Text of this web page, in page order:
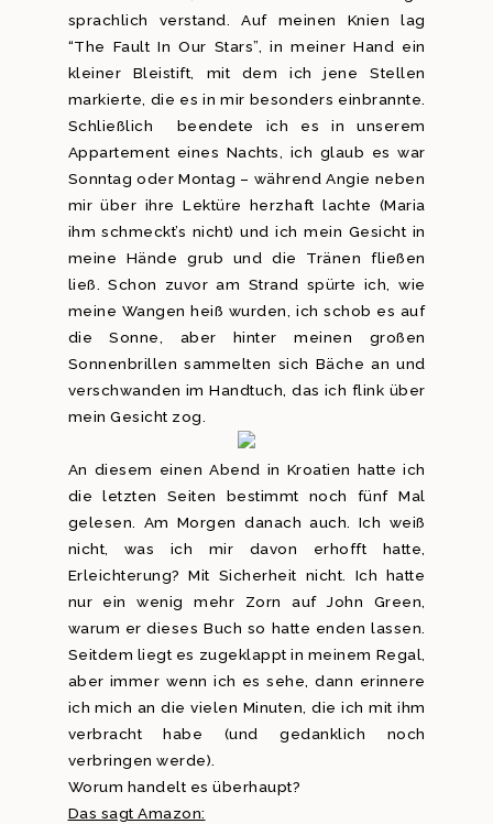
sprachlich verstand. Auf meinen Knien lag
“The Fault In Our Stars”, in meiner Hand ein
kleiner Bleistift, mit dem ich jene Stellen
markierte, die es in mir besonders einbrannte.
Schließlich beendete ich es in unserem
Appartement eines Nachts, ich glaub es war
Sonntag oder Montag – während Angie neben
mir über ihre Lektüre herzhaft lachte (Maria
ihm schmeckt’s nicht) und ich mein Gesicht in
meine Hände grub und die Tränen fließen
ließ. Schon zuvor am Strand spürte ich, wie
meine Wangen heiß wurden, ich schob es auf
die Sonne, aber hinter meinen großen
Sonnenbrillen sammelten sich Bäche an und
verschwanden im Handtuch, das ich flink über
mein Gesicht zog.
An diesem einen Abend in Kroatien hatte ich
die letzten Seiten bestimmt noch fünf Mal
gelesen. Am Morgen danach auch. Ich weiß
nicht, was ich mir davon erhofft hatte,
Erleichterung? Mit Sicherheit nicht. Ich hatte
nur ein wenig mehr Zorn auf John Green,
warum er dieses Buch so hatte enden lassen.
Seitdem liegt es zugeklappt in meinem Regal,
aber immer wenn ich es sehe, dann erinnere
ich mich an die vielen Minuten, die ich mit ihm
verbracht habe (und gedanklich noch
verbringen werde).
Worum handelt es überhaupt?
Das sagt Amazon: